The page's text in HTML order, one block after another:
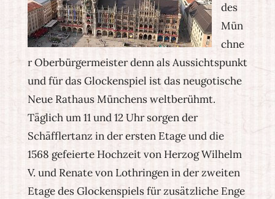
des
Mün
chne
r Oberbürgermeister denn als Aussichtspunkt
und für das Glockenspiel ist das neugotische
Neue Rathaus Münchens weltberühmt.
Täglich um 11 und 12 Uhr sorgen der
Schäfflertanz in der ersten Etage und die
1568 gefeierte Hochzeit von Herzog Wilhelm
V. und Renate von Lothringen in der zweiten
Etage des Glockenspiels für zusätzliche Enge